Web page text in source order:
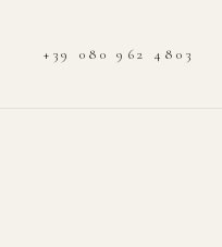
+39 080 962 4803